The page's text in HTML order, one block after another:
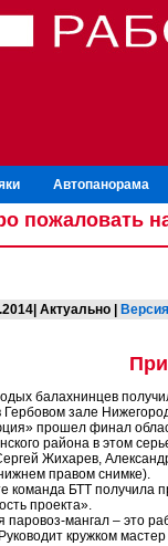
Автопанорама
пожаловать
Актуально |
балахнинцев
Гербовом зале
прошел финал
района в этом
Жихарев,
правом снимке).
команда БТТ получила
проекта».
паровоз-мангал – это
кружком